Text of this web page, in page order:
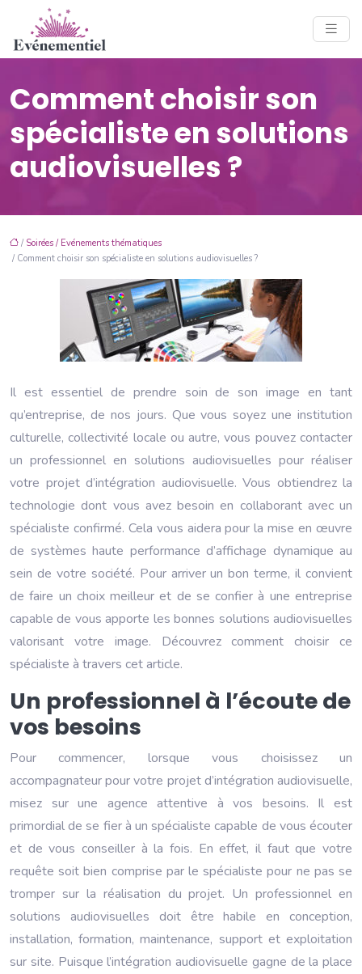
Comment choisir son
spécialiste en solutions
audiovisuelles ?
/ Soirées / Evénements thématiques
/ Comment choisir son spécialiste en solutions audiovisuelles ?
Il est essentiel de prendre soin de son image en tant
qu’entreprise, de nos jours. Que vous soyez une institution
culturelle, collectivité locale ou autre, vous pouvez contacter
un professionnel en solutions audiovisuelles pour réaliser
votre projet d’intégration audiovisuelle. Vous obtiendrez la
technologie dont vous avez besoin en collaborant avec un
spécialiste confirmé. Cela vous aidera pour la mise en œuvre
de systèmes haute performance d’affichage dynamique au
sein de votre société. Pour arriver un bon terme, il convient
de faire un choix meilleur et de se confier à une entreprise
capable de vous apporte les bonnes solutions audiovisuelles
valorisant votre image. Découvrez comment choisir ce
spécialiste à travers cet article.
Un professionnel à l’écoute de
vos besoins
Pour commencer, lorsque vous choisissez un
accompagnateur pour votre projet d’intégration audiovisuelle,
misez sur une agence attentive à vos besoins. Il est
primordial de se fier à un spécialiste capable de vous écouter
et de vous conseiller à la fois. En effet, il faut que votre
requête soit bien comprise par le spécialiste pour ne pas se
tromper sur la réalisation du projet. Un professionnel en
solutions audiovisuelles doit être habile en conception,
installation, formation, maintenance, support et exploitation
sur site. Puisque l’intégration audiovisuelle gagne de la place